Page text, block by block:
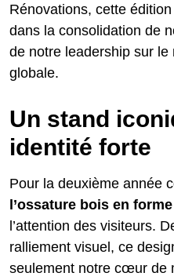
Rénovations, cette
dans la consolidation de
de notre leadership sur
globale.
Un stand
identité forte
Pour la deuxième année
l’ossature bois en
l’attention des visiteurs.
ralliement visuel, ce
seulement notre cœur de